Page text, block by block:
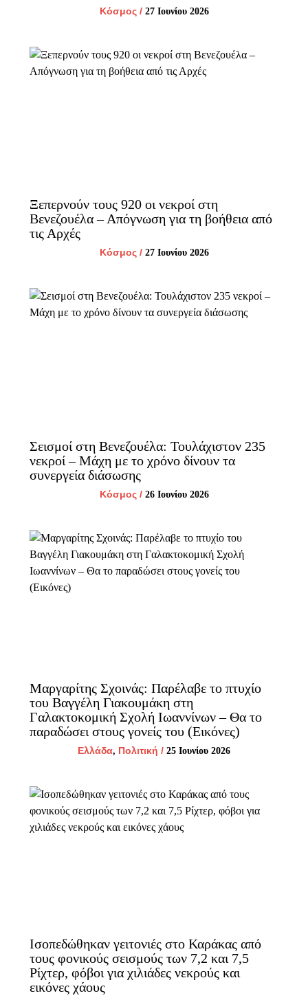
Κόσμος/ 27 Ιουνίου 2026
Ξεπερνούν τους 920 οι νεκροί στη
Βενεζουέλα – Απόγνωση για τη βοήθεια από
τις Αρχές
Κόσμος/ 27 Ιουνίου 2026
Σεισμοί στη Βενεζουέλα: Τουλάχιστον 235
νεκροί – Μάχη με το χρόνο δίνουν τα
συνεργεία διάσωσης
Κόσμος/ 26 Ιουνίου 2026
Μαργαρίτης Σχοινάς: Παρέλαβε το πτυχίο
του Βαγγέλη Γιακουμάκη στη
Γαλακτοκομική Σχολή Ιωαννίνων – Θα το
παραδώσει στους γονείς του (Εικόνες)
Ελλάδα, Πολιτική / 25 Ιουνίου 2026
Ισοπεδώθηκαν γειτονιές στο Καράκας από
τους φονικούς σεισμούς των 7,2 και 7,5
Ρίχτερ, φόβοι για χιλιάδες νεκρούς και
εικόνες χάους